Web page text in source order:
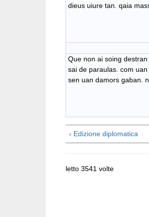
dieus uiure tan. qaia
Que non ai soing
sai de paraulas. com
sen uan damors gaban.
‹ Edizione diplomatica
letto 3541 volte